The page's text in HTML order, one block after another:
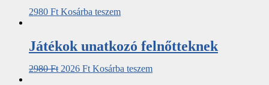
2980 Ft Kosárba teszem
Játékok unatkozó felnőtteknek
2980Ft 2026 Ft Kosárba teszem